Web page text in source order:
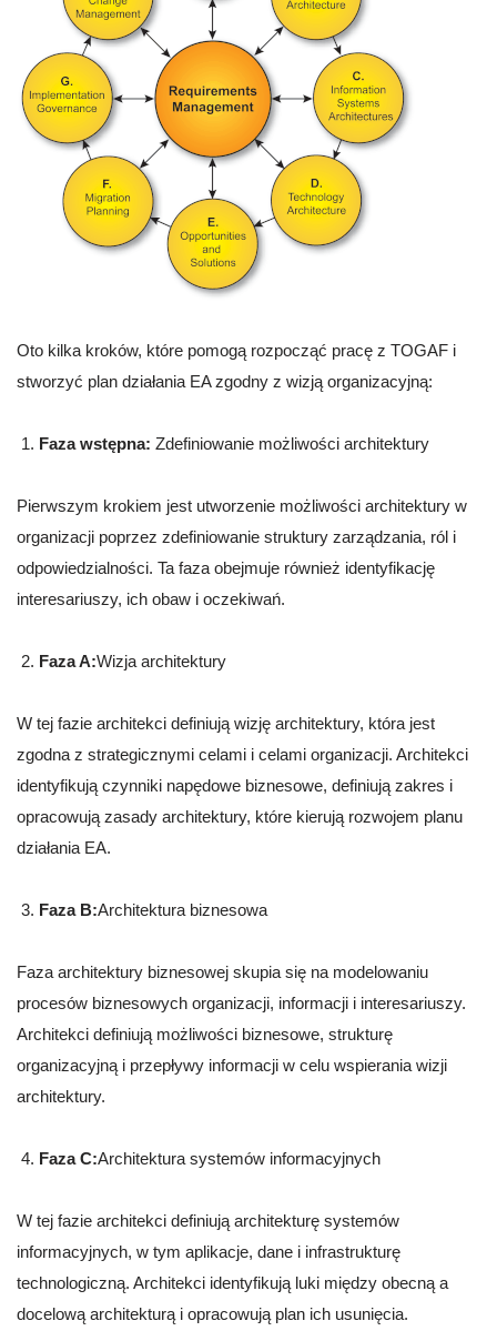
Oto kilka kroków, które pomogą rozpocząć pracę z TOGAF i
stworzyć plan działania EA zgodny z wizją organizacyjną:
Faza wstępna: Zdefiniowanie możliwości architektury
Pierwszym krokiem jest utworzenie możliwości architektury w
organizacji poprzez zdefiniowanie struktury zarządzania, ról i
odpowiedzialności. Ta faza obejmuje również identyfikację
interesariuszy, ich obaw i oczekiwań.
Faza A:Wizja architektury
W tej fazie architekci definiują wizję architektury, która jest
zgodna z strategicznymi celami i celami organizacji. Architekci
identyfikują czynniki napędowe biznesowe, definiują zakres i
opracowują zasady architektury, które kierują rozwojem planu
działania EA.
Faza B:Architektura biznesowa
Faza architektury biznesowej skupia się na modelowaniu
procesów biznesowych organizacji, informacji i interesariuszy.
Architekci definiują możliwości biznesowe, strukturę
organizacyjną i przepływy informacji w celu wspierania wizji
architektury.
Faza C:Architektura systemów informacyjnych
W tej fazie architekci definiują architekturę systemów
informacyjnych, w tym aplikacje, dane i infrastrukturę
technologiczną. Architekci identyfikują luki między obecną a
docelową architekturą i opracowują plan ich usunięcia.